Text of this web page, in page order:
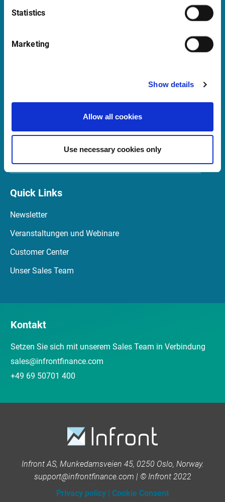
Statistics
Marketing
Show details
Allow all cookies
Use necessary cookies only
Launch Teamviewer
Quick Links
Newsletter
Veranstaltungen und Webinare
Customer Center
Unser Sales Team
Kontakt
Setzen Sie sich mit unserem Sales Team in Verbindung
sales@infrontfinance.com
+49 69 50701 400
Infront AS, Munkedamsveien 45, 0250 Oslo, Norway.
support@infrontfinance.com | © Infront 2022
Privacy policy | Cookie Consent